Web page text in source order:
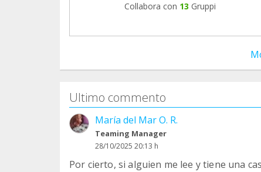
Collabora con 13 Gruppi
Ultimo commento
María del Mar O. R.
Teaming Manager
28/10/2025 20:13 h
Por cierto, si alguien me lee y tiene una